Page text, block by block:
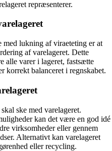
repræsenterer.
med lukning af viraeteting er at
af varelageret. Dette
alle varer i lageret, fastsætte
korrekt balanceret i regnskabet.
ske med varelageret.
kan det være en god idé
virksomheder eller gennem
Alternativt kan varelageret
eller recycling.